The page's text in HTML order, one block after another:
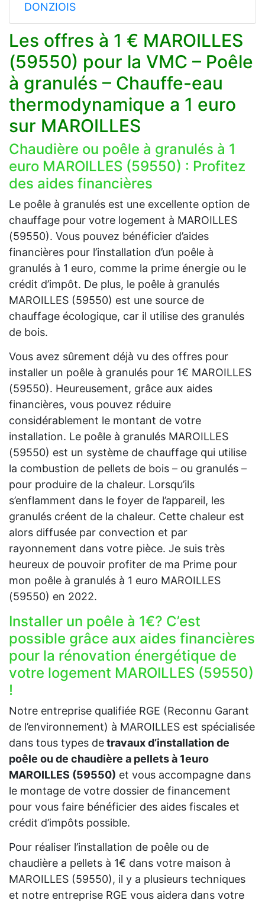
DONZIOIS
Les offres à 1 € MAROILLES
(59550) pour la VMC – Poêle
à granulés – Chauffe-eau
thermodynamique a 1 euro
sur MAROILLES
Chaudière ou poêle à granulés à 1
euro MAROILLES (59550) : Profitez
des aides financières
Le poêle à granulés est une excellente option de
chauffage pour votre logement à MAROILLES
(59550). Vous pouvez bénéficier d’aides
financières pour l’installation d’un poêle à
granulés à 1 euro, comme la prime énergie ou le
crédit d’impôt. De plus, le poêle à granulés
MAROILLES (59550) est une source de
chauffage écologique, car il utilise des granulés
de bois.
Vous avez sûrement déjà vu des offres pour
installer un poêle à granulés pour 1€ MAROILLES
(59550). Heureusement, grâce aux aides
financières, vous pouvez réduire
considérablement le montant de votre
installation. Le poêle à granulés MAROILLES
(59550) est un système de chauffage qui utilise
la combustion de pellets de bois – ou granulés –
pour produire de la chaleur. Lorsqu’ils
s’enflamment dans le foyer de l’appareil, les
granulés créent de la chaleur. Cette chaleur est
alors diffusée par convection et par
rayonnement dans votre pièce. Je suis très
heureux de pouvoir profiter de ma Prime pour
mon poêle à granulés à 1 euro MAROILLES
(59550) en 2022.
Installer un poêle à 1€? C’est
possible grâce aux aides financières
pour la rénovation énergétique de
votre logement MAROILLES (59550)
!
Notre entreprise qualifiée RGE (Reconnu Garant
de l’environnement) à MAROILLES est spécialisée
dans tous types detravaux d’installation de
poêle ou de chaudière a pellets à 1euro
MAROILLES (59550) et vous accompagne dans
le montage de votre dossier de financement
pour vous faire bénéficier des aides fiscales et
crédit d’impôts possible.
Pour réaliser l’installation de poêle ou de
chaudière a pellets à 1€ dans votre maison à
MAROILLES (59550), il y a plusieurs techniques
et notre entreprise RGE vous aidera dans votre